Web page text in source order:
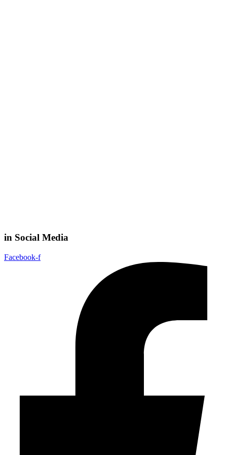
in Social Media
Facebook-f